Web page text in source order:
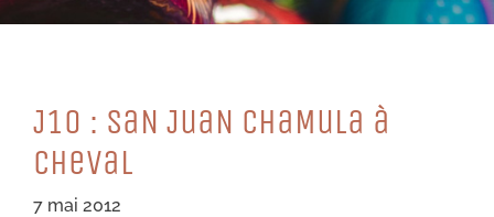
J10 : SaN JuaN CHaMuLa à
CHeVaL
7 mai 2012